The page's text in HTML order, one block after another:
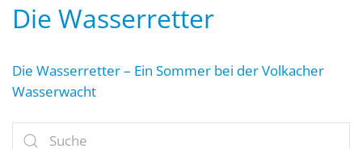
Die Wasserretter
Die Wasserretter – Ein Sommer bei der Volkacher
Wasserwacht